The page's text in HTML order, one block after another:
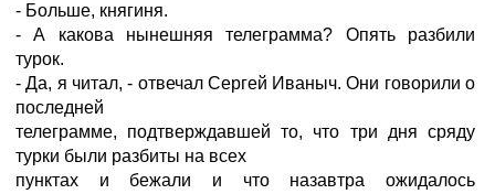
- Больше, княгиня.
- А какова нынешняя телеграмма? Опять разбили
турок.
- Да, я читал, - отвечал Сергей Иваныч. Они говорили о
последней
телеграмме, подтверждавшей то, что три дня сряду
турки были разбиты на всех
пунктах и бежали и что назавтра ожидалось